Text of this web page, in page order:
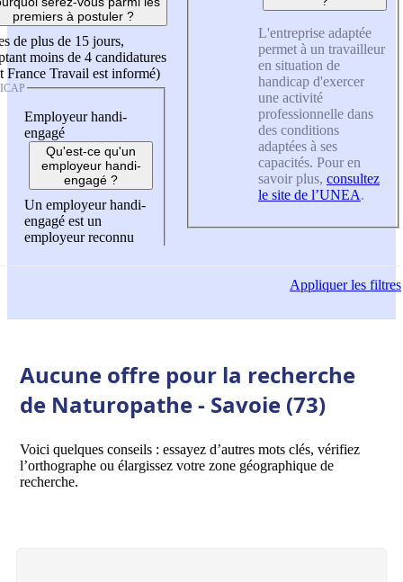
premiers à postuler ?
de plus de 15 jours,
moins de 4 candidatures
France Travail est informé)
Employeur handi-
engagé
Qu'est-ce qu'un
employeur handi-
engagé ?
Un employeur handi-
engagé est un
employeur reconnu
L'entreprise adaptée
permet à un travailleur
en situation de
handicap d'exercer
une activité
professionnelle dans
des conditions
adaptées à ses
capacités. Pour en
savoir plus, consultez
le site de l’UNEA.
Appliquerles filtres
Aucune offre pour la recherche
de Naturopathe - Savoie (73)
Voici quelques conseils : essayez d’autres mots clés, vérifiez
l’orthographe ou élargissez votre zone géographique de
recherche.